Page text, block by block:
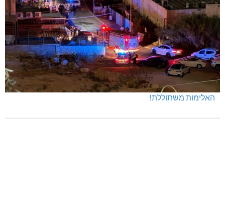
מנהלת אשכול גנים כפר ורדים: אורלי גלברט